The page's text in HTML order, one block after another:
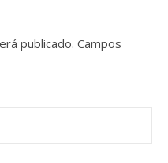
publicado. Campos